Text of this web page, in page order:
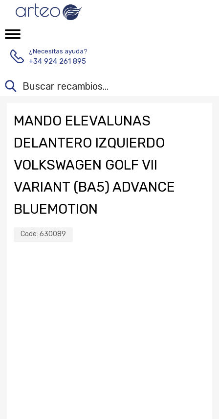
¿Necesitas ayuda?
+34 924 261 895
MANDO ELEVALUNAS
DELANTERO IZQUIERDO
VOLKSWAGEN GOLF VII
VARIANT (BA5) ADVANCE
BLUEMOTION
Code: 630089